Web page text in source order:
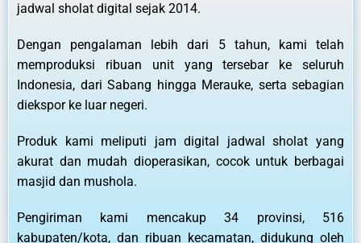
jadwal sholat digital sejak 2014.
Dengan pengalaman lebih dari 5 tahun, kami telah
memproduksi ribuan unit yang tersebar ke seluruh
Indonesia, dari Sabang hingga Merauke, serta sebagian
diekspor ke luar negeri.
Produk kami meliputi jam digital jadwal sholat yang
akurat dan mudah dioperasikan, cocok untuk berbagai
masjid dan mushola.
Pengiriman kami mencakup 34 provinsi, 516
kabupaten/kota, dan ribuan kecamatan, didukung oleh